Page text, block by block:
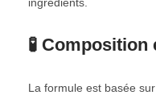
🧪
La formule est basée